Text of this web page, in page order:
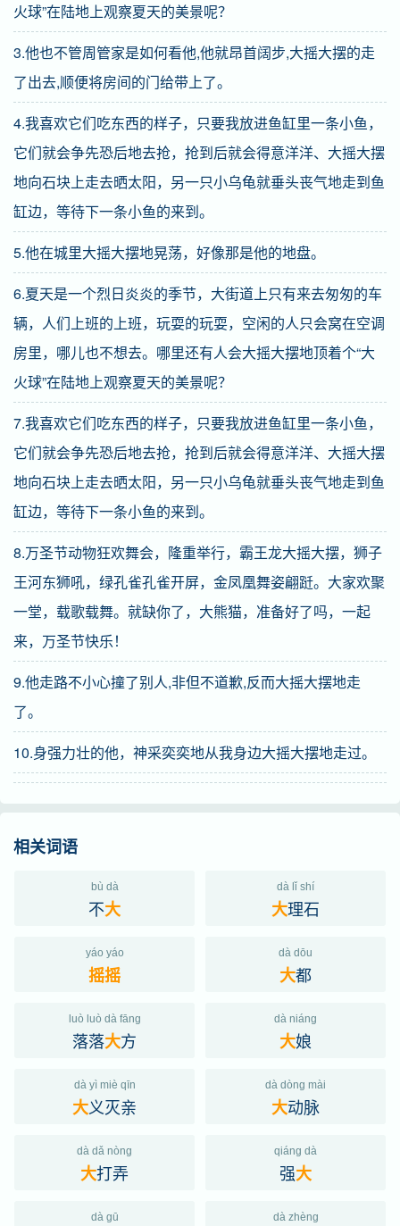
火球”在陆地上观察夏天的美景呢？
3.他也不管周管家是如何看他,他就昂首阔步,大摇大摆的走
了出去,顺便将房间的门给带上了。
4.我喜欢它们吃东西的样子，只要我放进鱼缸里一条小鱼，
它们就会争先恐后地去抢，抢到后就会得意洋洋、大摇大摆
地向石块上走去晒太阳，另一只小乌龟就垂头丧气地走到鱼
缸边，等待下一条小鱼的来到。
5.他在城里大摇大摆地晃荡，好像那是他的地盘。
6.夏天是一个烈日炎炎的季节，大街道上只有来去匆匆的车
辆，人们上班的上班，玩耍的玩耍，空闲的人只会窝在空调
房里，哪儿也不想去。哪里还有人会大摇大摆地顶着个“大
火球”在陆地上观察夏天的美景呢？
7.我喜欢它们吃东西的样子，只要我放进鱼缸里一条小鱼，
它们就会争先恐后地去抢，抢到后就会得意洋洋、大摇大摆
地向石块上走去晒太阳，另一只小乌龟就垂头丧气地走到鱼
缸边，等待下一条小鱼的来到。
8.万圣节动物狂欢舞会，隆重举行，霸王龙大摇大摆，狮子
王河东狮吼，绿孔雀孔雀开屏，金凤凰舞姿翩跹。大家欢聚
一堂，载歌载舞。就缺你了，大熊猫，准备好了吗，一起
来，万圣节快乐！
9.他走路不小心撞了别人,非但不道歉,反而大摇大摆地走
了。
10.身强力壮的他，神采奕奕地从我身边大摇大摆地走过。
相关词语
bù dà
不大
dà lǐ shí
大理石
yáo yáo
摇摇
dà dōu
大都
luò luò dà fāng
落落大方
dà niáng
大娘
dà yì miè qīn
大义灭亲
dà dòng mài
大动脉
dà dǎ nòng
大打弄
qiáng dà
强大
dà gū dà zhèng